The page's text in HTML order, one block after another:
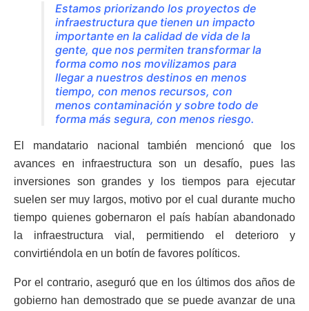
Estamos priorizando los proyectos de
infraestructura que tienen un impacto
importante en la calidad de vida de la
gente, que nos permiten transformar la
forma como nos movilizamos para
llegar a nuestros destinos en menos
tiempo, con menos recursos, con
menos contaminación y sobre todo de
forma más segura, con menos riesgo.
El mandatario nacional también mencionó que los
avances en infraestructura son un desafío, pues las
inversiones son grandes y los tiempos para ejecutar
suelen ser muy largos, motivo por el cual durante mucho
tiempo quienes gobernaron el país habían abandonado
la infraestructura vial, permitiendo el deterioro y
convirtiéndola en un botín de favores políticos.
Por el contrario, aseguró que en los últimos dos años de
gobierno han demostrado que se puede avanzar de una